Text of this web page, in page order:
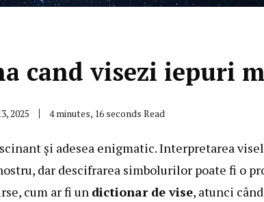
cand visezi iepuri
2025 4 minutes, 16 seconds Read
și adesea enigmatic. Interpretarea
dar descifrarea simbolurilor poate fi o
cum ar fi un dictionar de vise, atunci